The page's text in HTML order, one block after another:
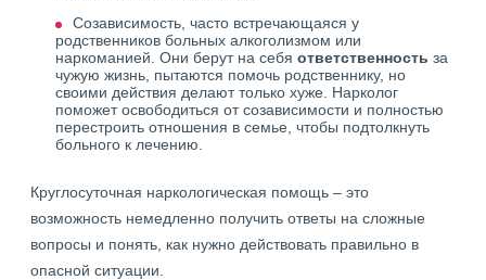
Созависимость, часто встречающаяся у
родственников больных алкоголизмом или
наркоманией. Они берут на себя ответственность за
чужую жизнь, пытаются помочь родственнику, но
своими действия делают только хуже. Нарколог
поможет освободиться от созависимости и полностью
перестроить отношения в семье, чтобы подтолкнуть
больного к лечению.
Круглосуточная наркологическая помощь – это
возможность немедленно получить ответы на сложные
вопросы и понять, как нужно действовать правильно в
опасной ситуации.